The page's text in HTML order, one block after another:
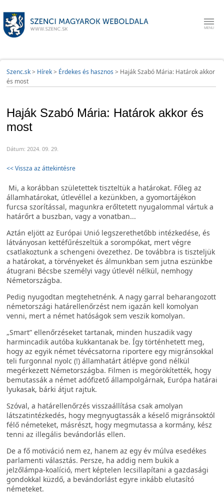
Szenc.sk> Hírek> Érdekes és hasznos > Haják Szabó Mária: Határok akkor
és most
Haják Szabó Mária: Határok akkor és
most
Dátum: 2024. 09. 29.
<< Vissza az áttekintésre
Mi, a korábban születettek tiszteltük a határokat. Főleg az
államhatárokat, útlevéllel a kezünkben, a gyomortájékon
furcsa szorítással, magunkra erőltetett nyugalommal vártuk a
határőrt a buszban, vagy a vonatban...
Aztán eljött az Európai Unió legszerethetőbb intézkedése, és
látványosan kettéfűrészeltük a sorompókat, mert végre
csatlakoztunk a schengeni övezethez. De továbbra is tiszteljük
a határokat, a törvényeket és álmunkban sem jutna eszünkbe
átugrani Bécsbe személyi vagy útlevél nélkül, nemhogy
Németországba.
Pedig nyugodtan megtehetnénk. A nagy garral beharangozott
németországi határellenőrzést nem igazán kell komolyan
venni, mert a német hatóságok sem veszik komolyan.
„Smart” ellenőrzéseket tartanak, minden huszadik vagy
harmincadik autóba kukkantanak be. Így történhetett meg,
hogy az egyik német tévécsatorna riportere egy migránsokkal
teli furgonnal nyolc (!) államhatárt átlépve gond nélkül
megérkezett Németországba. Filmen is megörökítették, hogy
bemutassák a német adófizető állampolgárnak, Európa határai
lyukasak, bárki átjut rajtuk.
Szóval, a határellenőrzés visszaállítása csak amolyan
látszatintézkedés, hogy megnyugtassák a késelő migránsoktól
félő németeket, másrészt, hogy megmutassa a kormány, kész
tenni az illegális bevándorlás ellen.
De a fő motiváció nem ez, hanem az egy év múlva esedékes
parlamenti választás. Persze, ha addig nem bukik a
jelzőlámpa-koalíció, mert képtelen lecsillapítani a gazdasági
gondokkal küzdő, a bevándorlást egyre inkább elutasító
németeket.